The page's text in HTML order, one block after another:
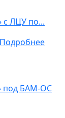
с ЛЦУ по...
Подробнее